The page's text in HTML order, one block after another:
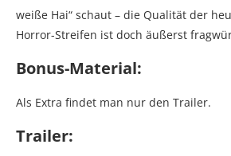
weiße Hai“ schaut – die Qualität der
Horror-Streifen ist doch äußerst
Bonus-Material:
Als Extra findet man nur den Trailer.
Trailer: